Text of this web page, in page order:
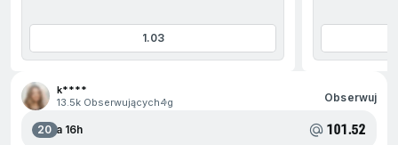
1.03
na początek
k****
13.5k Obserwujących4g Obserwuj
20Za 16h 101.52